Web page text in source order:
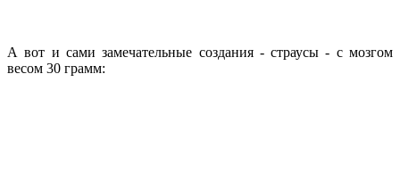
А вот и сами замечательные создания - страусы - с мозгом
весом 30 грамм: